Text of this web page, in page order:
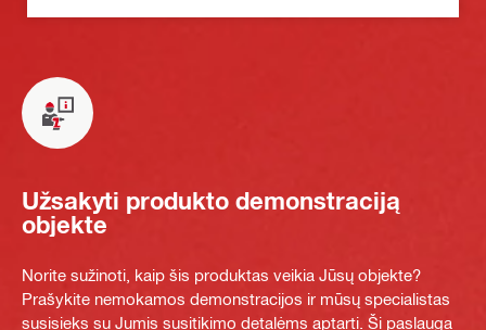
Užsakyti produkto demonstraciją
objekte
Norite sužinoti, kaip šis produktas veikia Jūsų objekte?
Prašykite nemokamos demonstracijos ir mūsų specialistas
susisieks su Jumis susitikimo detalėms aptarti. Ši paslauga